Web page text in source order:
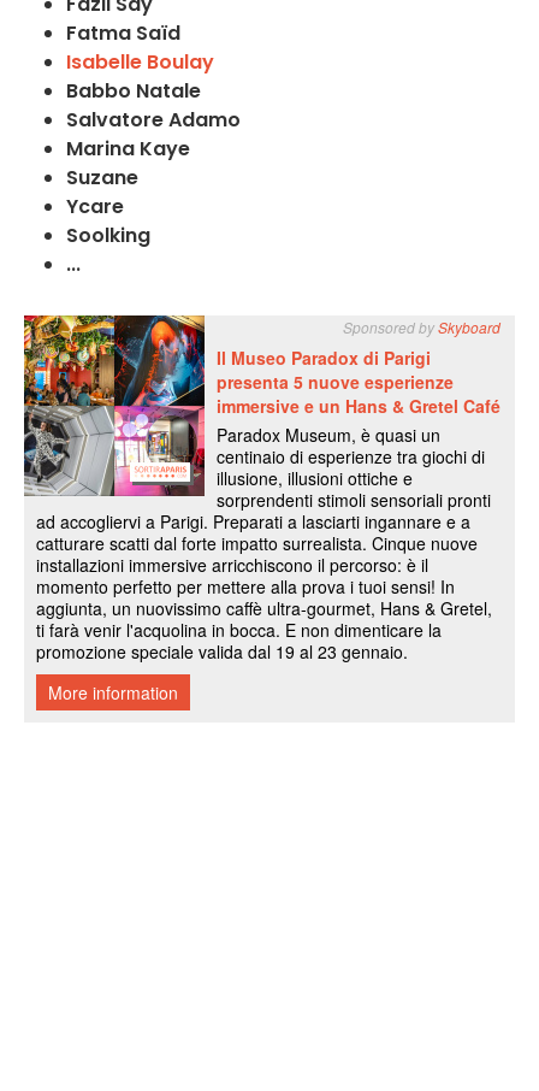
Fatma Saïd
Isabelle Boulay
Babbo Natale
Salvatore Adamo
Marina Kaye
Suzane
Ycare
Soolking
...